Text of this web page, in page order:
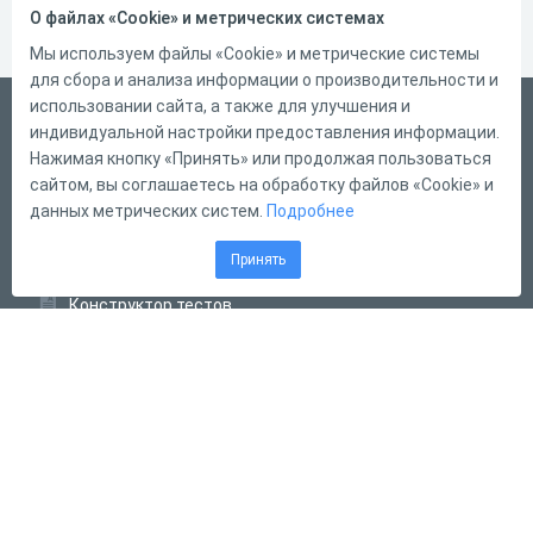
Русский
Справка
Форма обратной связи
Конструктор тестов
О файлах «Cookie» и метрических системах
Мы используем файлы «Cookie» и метрические системы
для сбора и анализа информации о производительности и
использовании сайта, а также для улучшения и
индивидуальной настройки предоставления информации.
Нажимая кнопку «Принять» или продолжая пользоваться
сайтом, вы соглашаетесь на обработку файлов «Cookie» и
данных метрических систем. Подробнее
Принять